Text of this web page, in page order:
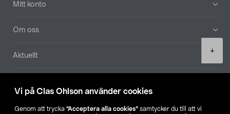
Vi på Clas Ohlson använder cookies
Genom att trycka ”Acceptera alla cookies” samtycker du till att vi
+
Mitt konto
Om oss
Aktuellt
Hitta butik